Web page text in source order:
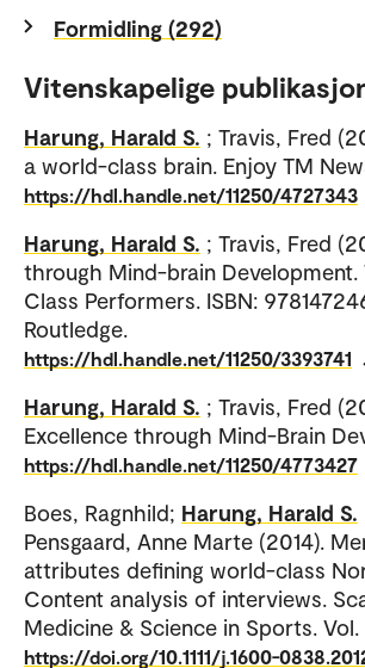
Formidling (292)
Vitenskapelige
Harung, Harald S. ; Travis, Fred
a world-class brain. Enjoy TM
https://hdl.handle.net/11250/4727343
Harung, Harald S. ; Travis, Fred
through Mind-brain
Class Performers. ISBN:
Routledge.
https://hdl.handle.net/11250/3393741
Harung, Harald S. ; Travis, Fred
Excellence through Mind-Brain
https://hdl.handle.net/11250/4773427
Boes, Ragnhild; Harung, Harald S.
Pensgaard, Anne Marte (2014).
attributes defining world-class
Content analysis of interviews.
Medicine & Science in Sports. Vol.
https://doi.org/10.1111/j.1600-